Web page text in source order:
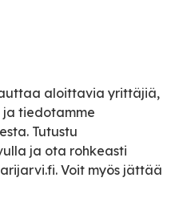
aloittavia yrittäjiä,
ja tiedotamme
Tutustu
ja ota rohkeasti
Voit myös jättää